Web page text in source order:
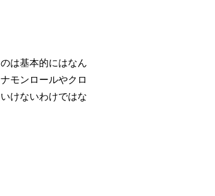
は基本的にはなん
モンロールやクロ
けないわけではな